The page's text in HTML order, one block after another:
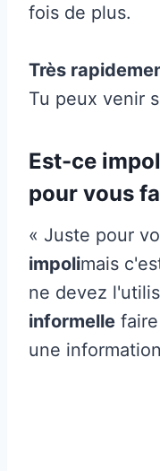
fois de plus.
Très
Tu peux venir
Est-ce
pour vous
« Juste pour
impolimais
ne devez
informelle
une